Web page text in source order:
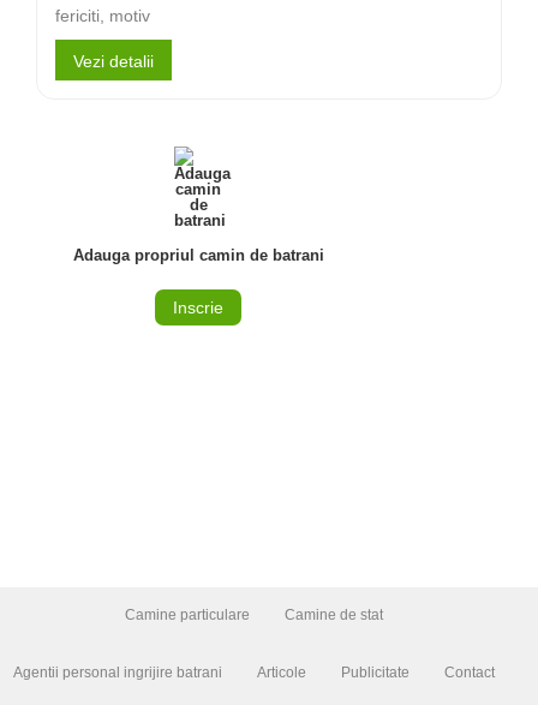
fericiti, motiv
Vezi detalii
Adauga propriul camin de batrani
Inscrie
Camine particulare Camine de stat
Agentii personal ingrijire batrani Articole Publicitate Contact